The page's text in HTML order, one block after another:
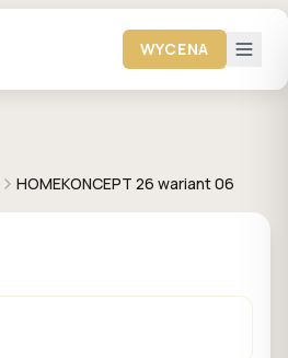
WYCENA
HOMEKONCEPT 26 wariant 06